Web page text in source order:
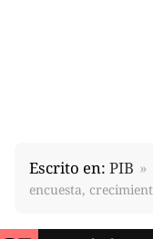
Escrito en: PIB
encuesta,